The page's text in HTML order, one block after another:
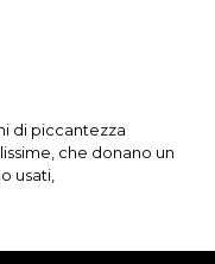
di piccantezza
che donano un
usati,